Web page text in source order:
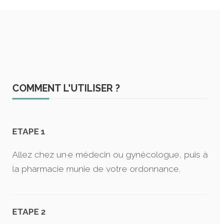
COMMENT L'UTILISER ?
ETAPE 1
Allez chez un·e médecin ou gynécologue, puis à
la pharmacie munie de votre ordonnance.
ETAPE 2